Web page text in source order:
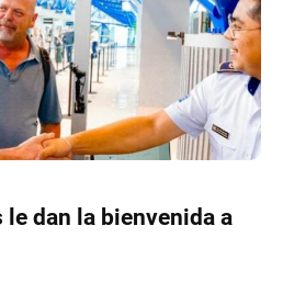
le dan la bienvenida a